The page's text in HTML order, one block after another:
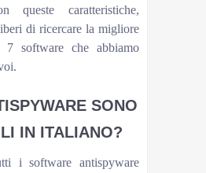
queste caratteristiche,
di ricercare la migliore
software che abbiamo
SONO
IN ITALIANO?
i software antispyware